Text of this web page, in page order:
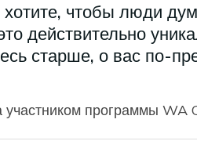
чтобы люди
действительно
старше, о вас по-
программы WA